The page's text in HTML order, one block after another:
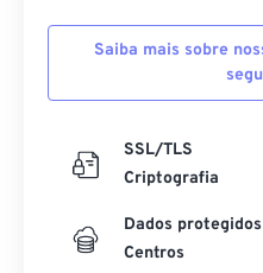
Saiba mais sobre
SSL/TLS
Criptografia
Dados protegidos
Centros